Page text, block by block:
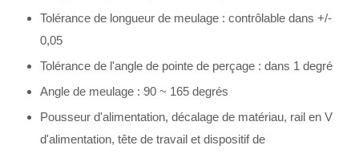
Tolérance de longueur de meulage : contrôlable dans +/-
0,05
Tolérance de l'angle de pointe de perçage : dans 1 degré
Angle de meulage : 90 ~ 165 degrés
Pousseur d'alimentation, décalage de matériau, rail en V
d'alimentation, tête de travail et dispositif de